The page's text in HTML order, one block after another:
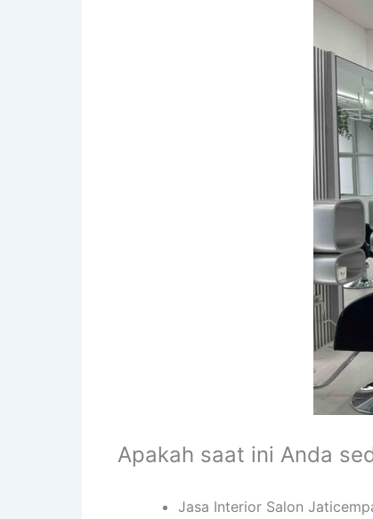
Apakah saat ini Anda
Jasa Interior Salon